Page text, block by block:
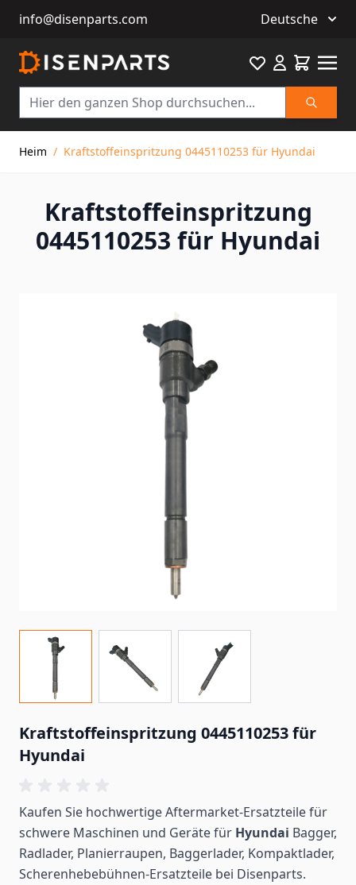
info@disenparts.com Deutsche
Suche
Favourite
Heim / Kraftstoffeinspritzung 0445110253 für Hyundai
Kraftstoffeinspritzung
0445110253 für Hyundai
Kraftstoffeinspritzung 0445110253 für
Hyundai
Kaufen Sie hochwertige Aftermarket-Ersatzteile für
schwere Maschinen und Geräte für Hyundai Bagger,
Radlader, Planierraupen, Baggerlader, Kompaktlader,
Scherenhebebühnen-Ersatzteile bei Disenparts.